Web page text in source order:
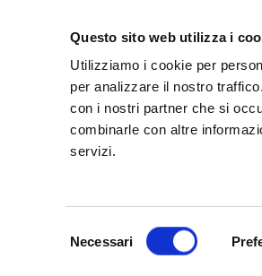
Questo sito web utilizza i
Utilizziamo i cookie per
per analizzare il nostro
con i nostri partner che si
combinarle con altre
servizi.
del
Necessari